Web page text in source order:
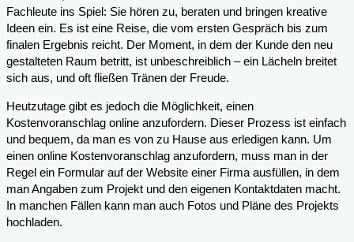
Fachleute ins Spiel: Sie hören zu, beraten und bringen kreative
Ideen ein. Es ist eine Reise, die vom ersten Gespräch bis zum
finalen Ergebnis reicht. Der Moment, in dem der Kunde den neu
gestalteten Raum betritt, ist unbeschreiblich – ein Lächeln breitet
sich aus, und oft fließen Tränen der Freude.
Heutzutage gibt es jedoch die Möglichkeit, einen
Kostenvoranschlag online anzufordern. Dieser Prozess ist einfach
und bequem, da man es von zu Hause aus erledigen kann. Um
einen online Kostenvoranschlag anzufordern, muss man in der
Regel ein Formular auf der Website einer Firma ausfüllen, in dem
man Angaben zum Projekt und den eigenen Kontaktdaten macht.
In manchen Fällen kann man auch Fotos und Pläne des Projekts
hochladen.